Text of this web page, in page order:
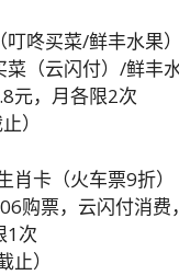
咚买菜/鲜丰水果）
菜（云闪付）/鲜丰
元，月各限2次
）
肖卡（火车票9折）
购票，云闪付消
1次
止）